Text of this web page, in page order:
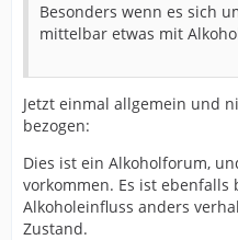
Besonders wenn es sich
mittelbar etwas mit
Jetzt einmal allgemein und
bezogen:
Dies ist ein Alkoholforum,
vorkommen. Es ist ebenfalls
Alkoholeinfluss anders
Zustand.